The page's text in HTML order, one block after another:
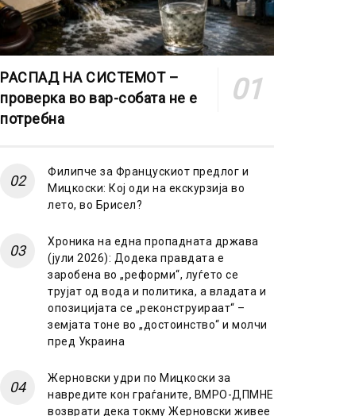
РАСПАД НА СИСТЕМОТ –
проверка во вар-собата не е
потребна
Филипче за Францускиот предлог и
Мицкоски: Кој оди на екскурзија во
лето, во Брисел?
Хроника на една пропадната држава
(јули 2026): Додека правдата е
заробена во „реформи“, луѓето се
трујат од вода и политика, а владата и
опозицијата се „реконструираат“ –
земјата тоне во „достоинство“ и молчи
пред Украина
Жерновски удри по Мицкоски за
навредите кон граѓаните, ВМРО-ДПМНЕ
возврати дека токму Жерновски живее